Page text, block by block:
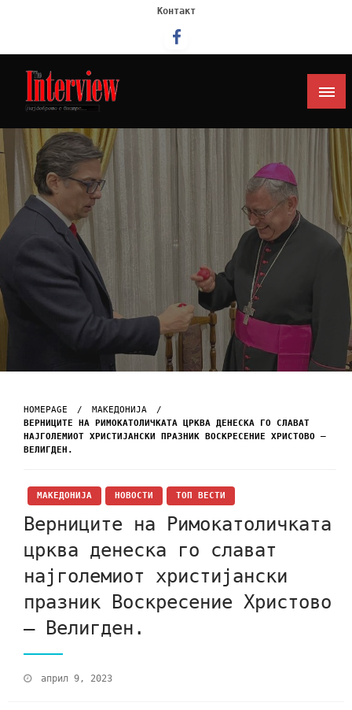
Контакт
Интервју
HOMEPAGE
МАКЕДОНИЈА
ВЕРНИЦИТЕ НА РИМОКАТОЛИЧКАТА ЦРКВА ДЕНЕСКА ГО СЛАВАТ
НАЈГОЛЕМИОТ ХРИСТИЈАНСКИ ПРАЗНИК ВОСКРЕСЕНИЕ ХРИСТОВО –
ВЕЛИГДЕН.
МАКЕДОНИЈА НОВОСТИ ТОП ВЕСТИ
Верниците на Римокатоличката
црква денеска го слават
најголемиот христијански
празник Воскресение Христово
– Велигден.
април 9, 2023